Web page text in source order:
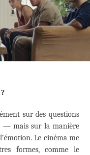
sur des questions
— mais sur la manière
Le cinéma me
formes, comme le